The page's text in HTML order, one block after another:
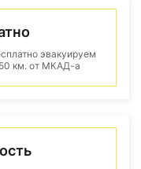
эвакуируем
км. от МКАД-а